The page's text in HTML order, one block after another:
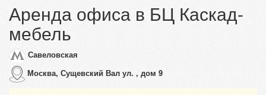
Аренда офиса в БЦ Каскад-
мебель
Савеловская
Москва, Сущевский Вал ул. , дом 9